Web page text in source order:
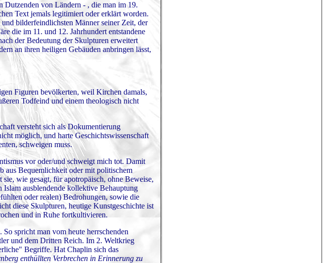
Dutzenden von Ländern - , die man im 19.
Text jemals legitimiert oder erklärt worden.
bilderfeindlichsten Männer seiner Zeit, der
die im 11. und 12. Jahrhundert entstandene
der Bedeutung der Skulpturen erweitert
an ihren heiligen Gebäuden anbringen lässt,
Figuren bevölkerten, weil Kirchen damals,
Todfeind und einem theologisch nicht
versteht sich als Dokumentierung
möglich, und harte Geschichtswissenschaft
schweigen muss.
vor oder/und schweigt mich tot. Damit
aus Bequemlichkeit oder mit politischem
wie gesagt, für apotropäisch, ohne Beweise,
ausblendende kollektive Behauptung
oder realen) Bedrohungen, sowie die
diese Skulpturen, heutige Kunstgeschichte ist
und in Ruhe fortkultivieren.
spricht man vom heute herrschenden
und dem Dritten Reich. Im 2. Weltkrieg
Begriffe. Hat Chaplin sich das
enthüllten Verbrechen in Erinnerung zu